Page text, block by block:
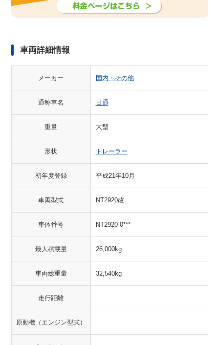
車両詳細情報
メーカー 国内・その他
通称車名 日通
重量 大型
形状 トレーラー
初年度登録 平成21年10月
車両型式 NT2920改
車体番号 NT2920-0***
最大積載量 26,000kg
車両総重量 32,540kg
走行距離
原動機（エンジン型式）